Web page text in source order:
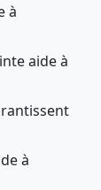
à
aide à
à